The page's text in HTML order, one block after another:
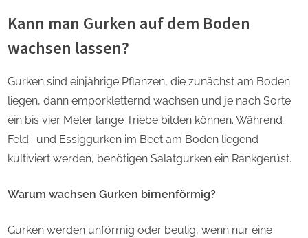
Kann man Gurken auf dem Boden
wachsen lassen?
Gurken sind einjährige Pflanzen, die zunächst am Boden
liegen, dann emporkletternd wachsen und je nach Sorte
ein bis vier Meter lange Triebe bilden können. Während
Feld- und Essiggurken im Beet am Boden liegend
kultiviert werden, benötigen Salatgurken ein Rankgerüst.
Warum wachsen Gurken birnenförmig?
Gurken werden unförmig oder beulig, wenn nur eine